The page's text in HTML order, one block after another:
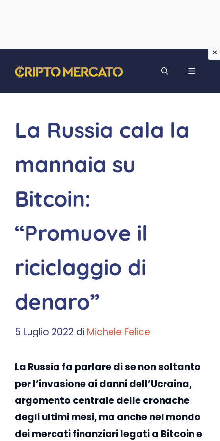
contenuto
MENU
La Russia cala la
mannaia su
Bitcoin:
“Promuove il
riciclaggio di
denaro”
5 Luglio 2022 di Michele Felice
La Russia fa parlare di se non soltanto
per l’invasione ai danni dell’Ucraina,
argomento centrale delle cronache
degli ultimi mesi, ma anche nel mondo
dei mercati finanziari legati a Bitcoin e